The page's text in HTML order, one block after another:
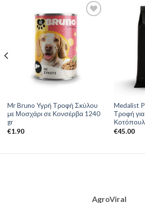
Mr Bruno Υγρή Τροφή Σκύλου
με Μοσχάρι σε Κονσέρβα 1240
gr
€1.90
Medalist
Τροφή
€45.00
AgroViral